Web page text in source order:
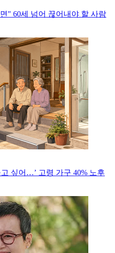
" 60세 넘어 끊어내야 할 사람
싶어…’ 고령 가구 40% 노후